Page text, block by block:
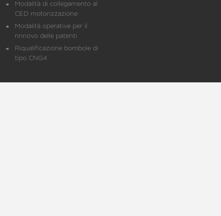
Modalità di collegamento al
CED motorizzazione
Modalità operative per il
rinnovo delle patenti
Riqualificazione bombole di
tipo CNG4